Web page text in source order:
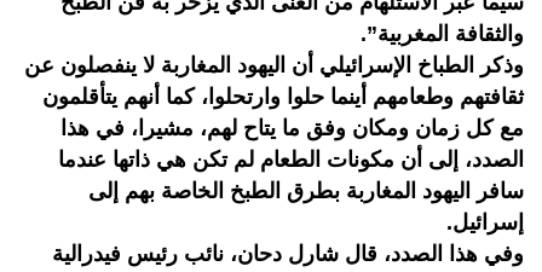
والثقافة المغربية”.
وذكر الطباخ الإسرائيلي أن اليهود المغاربة لا ينفصلون عن
ثقافتهم وطعامهم أينما حلوا وارتحلوا، كما أنهم يتأقلمون
مع كل زمان ومكان وفق ما يتاح لهم، مشيرا، في هذا
الصدد، إلى أن مكونات الطعام لم تكن هي ذاتها عندما
سافر اليهود المغاربة بطرق الطبخ الخاصة بهم إلى
إسرائيل.
وفي هذا الصدد، قال شارل دحان، نائب رئيس فيدرالية